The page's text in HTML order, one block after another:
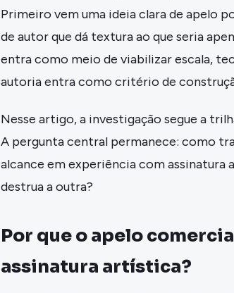
Primeiro vem uma ideia clara de apelo
de autor que dá textura ao que seria
entra como meio de viabilizar escala,
autoria entra como critério de
Nesse artigo, a investigação segue a
A pergunta central permanece: como
alcance em experiência com assinatura
destrua a outra?
Por que o apelo
assinatura artística?